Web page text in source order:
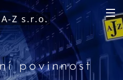
Z s.r.o.
povinnost